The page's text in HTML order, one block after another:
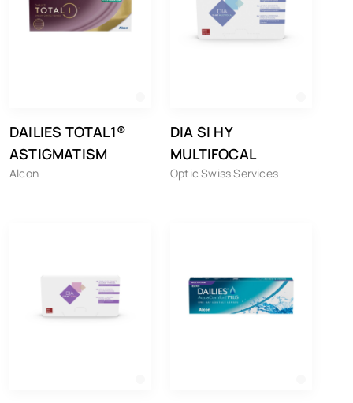
DAILIES TOTAL1®
ASTIGMATISM
Alcon
DIA SI HY
MULTIFOCAL
Optic Swiss Services